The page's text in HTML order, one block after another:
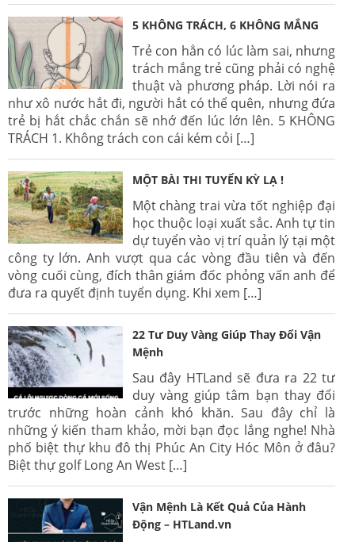
5 KHÔNG TRÁCH, 6 KHÔNG MẮNG
Trẻ con hẳn có lúc làm sai, nhưng
trách mắng trẻ cũng phải có nghệ
thuật và phương pháp. Lời nói ra
như xô nước hắt đi, người hắt có thể quên, nhưng đứa
trẻ bị hắt chắc chắn sẽ nhớ đến lúc lớn lên. 5 KHÔNG
TRÁCH 1. Không trách con cái kém cỏi […]
MỘT BÀI THI TUYỂN KỲ LẠ !
Một chàng trai vừa tốt nghiệp đại
học thuộc loại xuất sắc. Anh tự tin
dự tuyển vào vị trí quản lý tại một
công ty lớn. Anh vượt qua các vòng đầu tiên và đến
vòng cuối cùng, đích thân giám đốc phỏng vấn anh để
đưa ra quyết định tuyển dụng. Khi xem […]
22 Tư Duy Vàng Giúp Thay Đổi Vận
Mệnh
Sau đây HTLand sẽ đưa ra 22 tư
duy vàng giúp tâm bạn thay đổi
trước những hoàn cảnh khó khăn. Sau đây chỉ là
những ý kiến tham khảo, mời bạn đọc lắng nghe! Nhà
phố biệt thự khu đô thị Phúc An City Hóc Môn ở đâu?
Biệt thự golf Long An West […]
Vận Mệnh Là Kết Quả Của Hành
Động – HTLand.vn